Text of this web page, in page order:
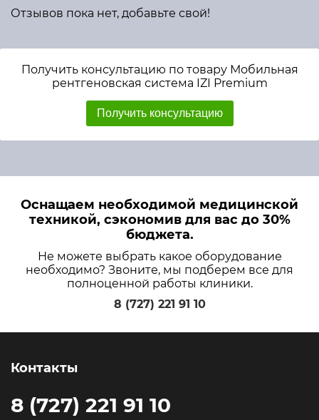
Отзывов пока нет, добавьте свой!
Получить консультацию по товару Мобильная
рентгеновская система IZI Premium
Получить консультацию
Оснащаем необходимой медицинской
техникой, сэкономив для вас до 30%
бюджета.
Не можете выбрать какое оборудование
необходимо? Звоните, мы подберем все для
полноценной работы клиники.
8 (727) 221 91 10
Контакты
8 (727) 221 91 10